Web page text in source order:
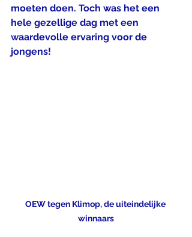
moeten doen. Toch was het een
hele gezellige dag met een
waardevolle ervaring voor de
jongens!
OEW tegen Klimop, de uiteindelijke
winnaars